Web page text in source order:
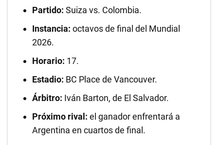
Partido: Suiza vs. Colombia.
Instancia: octavos de final del Mundial
2026.
Horario: 17.
Estadio: BC Place de Vancouver.
Árbitro: Iván Barton, de El Salvador.
Próximo rival: el ganador enfrentará a
Argentina en cuartos de final.